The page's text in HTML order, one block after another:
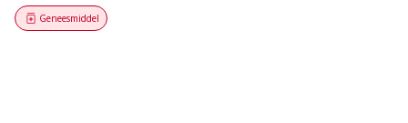
Geneesmiddel